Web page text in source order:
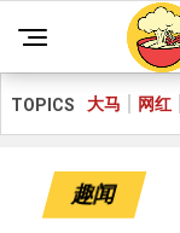
TOPICS 大马 网红
趣闻